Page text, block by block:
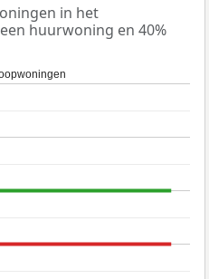
in het
huurwoning en 40%